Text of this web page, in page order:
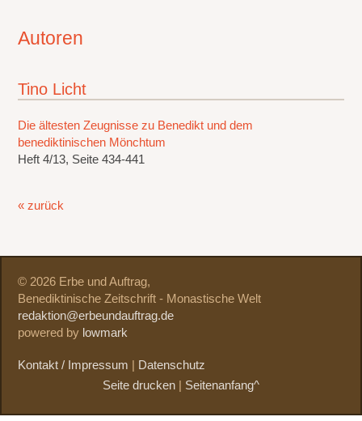
Autoren
Tino Licht
Die ältesten Zeugnisse zu Benedikt und dem
benediktinischen Mönchtum
Heft 4/13, Seite 434-441
« zurück
© 2026 Erbe und Auftrag,
Benediktinische Zeitschrift - Monastische Welt
redaktion@erbeundauftrag.de
powered by lowmark
Kontakt / Impressum
Datenschutz
Seite drucken
Seitenanfang^